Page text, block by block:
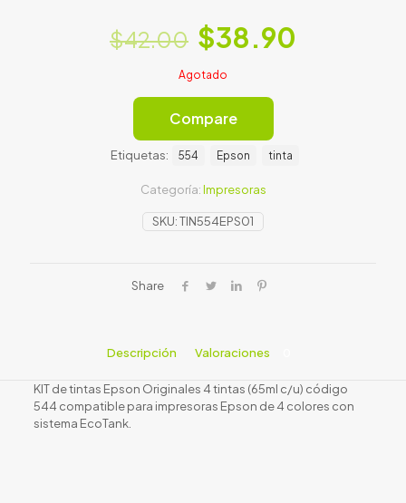
$42.00 $38.90
Agotado
Compare
SKU:TIN554EPS01
Categoría:Impresoras
Etiquetas: 554 Epson tinta
Share
Descripción Valoraciones
KIT de tintas Epson Originales 4 tintas (65ml c/u) código
544 compatible para impresoras Epson de 4 colores con
sistema EcoTank.